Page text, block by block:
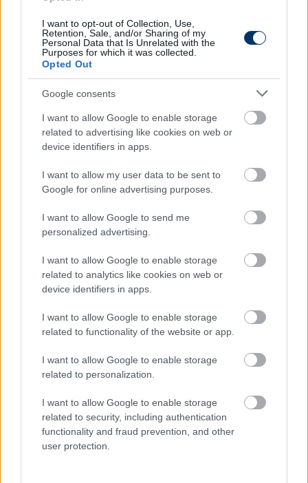
I want to opt-out of Collection, Use,
Retention, Sale, and/or Sharing of my
Personal Data that Is Unrelated with the
Purposes for which it was collected.
Opted Out
Google consents
I want to allow Google to enable storage
related to advertising like cookies on web or
device identifiers in apps.
I want to allow my user data to be sent to
Google for online advertising purposes.
I want to allow Google to send me
personalized advertising.
I want to allow Google to enable storage
related to analytics like cookies on web or
device identifiers in apps.
I want to allow Google to enable storage
related to functionality of the website or app.
I want to allow Google to enable storage
related to personalization.
I want to allow Google to enable storage
related to security, including authentication
functionality and fraud prevention, and other
user protection.
ZTE: Campos elárulta, nyáron
kivásárolhatják a szerződéséből -
topligából és az MLS-ből is figyelhetik
Bár automatikusan meghosszabbodott Nuno Campos
szerződése a Zalaegerszeg bennmaradásával, a
portugál edző elárulta: kivásárlási záradék szerepel a
kontraktusában, így továbbra sem biztos, hogy a
Elolvasom